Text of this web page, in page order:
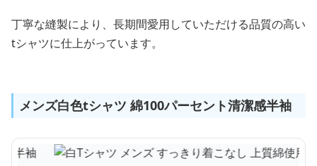
丁寧な縫製により、長期間愛用していただける品質の高い
tシャツに仕上がっています。
メンズ白色tシャツ 綿100パーセント清潔感半袖